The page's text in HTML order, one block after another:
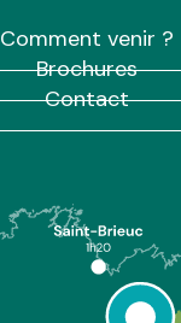
Comment venir ?
Brochures
Contact